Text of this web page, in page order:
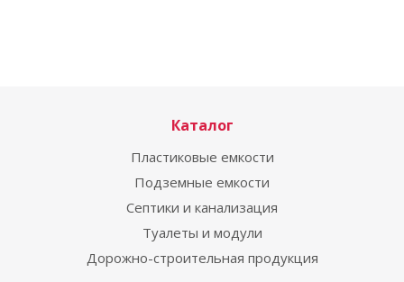
Каталог
Пластиковые емкости
Подземные емкости
Септики и канализация
Туалеты и модули
Дорожно-строительная продукция